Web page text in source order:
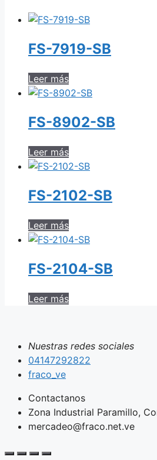
FS-7919-SB
Leer más
FS-8902-SB
Leer más
FS-2102-SB
Leer más
FS-2104-SB
Leer más
Nuestras redes sociales
04147292822
fraco_ve
Contactanos
Zona Industrial Paramillo,
mercadeo@fraco.net.ve